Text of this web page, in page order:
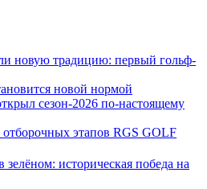
новую традицию: первый гольф-
новой нормой
сезон-2026 по-настоящему
этапов RGS GOLF
историческая победа на